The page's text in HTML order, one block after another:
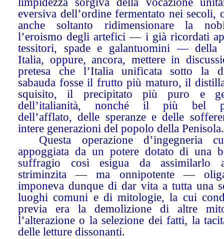
eversiva dell’ordine fermentato nei secoli,
anche soltanto ridimensionare la
l’eroismo degli artefici — i già ricordati
tessitori, spade e galantuomini — della
Italia, oppure, ancora, mettere in
pretesa che l’Italia unificata sotto la
sabauda fosse il frutto più maturo, il
squisito, il precipitato più puro e
dell’italianità, nonché il più bel
dell’afflato, delle speranze e delle
intere generazioni del popolo della Penisola.
Questa operazione d’ingegneria
appoggiata da un potere dotato di una
suffragio così esigua da assimilarlo
striminzita — ma onnipotente —
imponeva dunque di dar vita a tutta una
luoghi comuni e di mitologie, la cui
previa era la demolizione di altre
l’alterazione o la selezione dei fatti, la
delle letture dissonanti.